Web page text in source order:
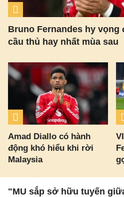
Bruno Fernandes hy vọng
cầu thủ hay nhất mùa sau
Amad Diallo có hành
động khó hiểu khi rời
Malaysia
"MU sắp sở hữu tuyến